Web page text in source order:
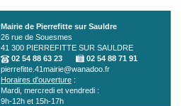
Mairie de Pierrefitte sur Sauldre
26 rue de Souesmes
41 300 PIERREFITTE SUR SAULDRE
02 54 88 63 23
02 54 88 71 91
pierrefitte.41mairie@wanadoo.fr
Horaires d'ouverture :
Mardi, mercredi et vendredi :
9h-12h et 15h-17h